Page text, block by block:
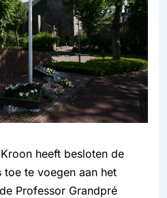
heeft besloten de
toe te voegen aan het
Professor Grandpré